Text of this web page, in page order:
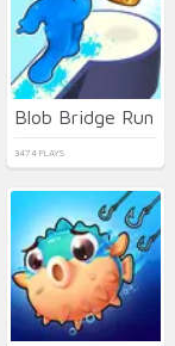
Blob Bridge Run
3474 PLAYS